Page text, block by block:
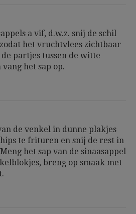
a vif, d.w.z. snij de schil
het vruchtvlees zichtbaar
partjes tussen de witte
vang het sap op.
de venkel in dunne plakjes
te frituren en snij de rest in
het sap van de sinaasappel
breng op smaak met